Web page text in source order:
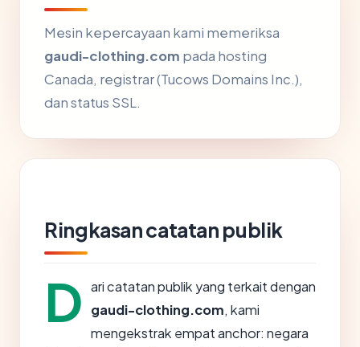
Mesin kepercayaan kami memeriksa
gaudi-clothing.com pada hosting
Canada, registrar (Tucows Domains Inc.),
dan status SSL.
Ringkasan catatan publik
D ari catatan publik yang terkait dengan
gaudi-clothing.com, kami
mengekstrak empat anchor: negara